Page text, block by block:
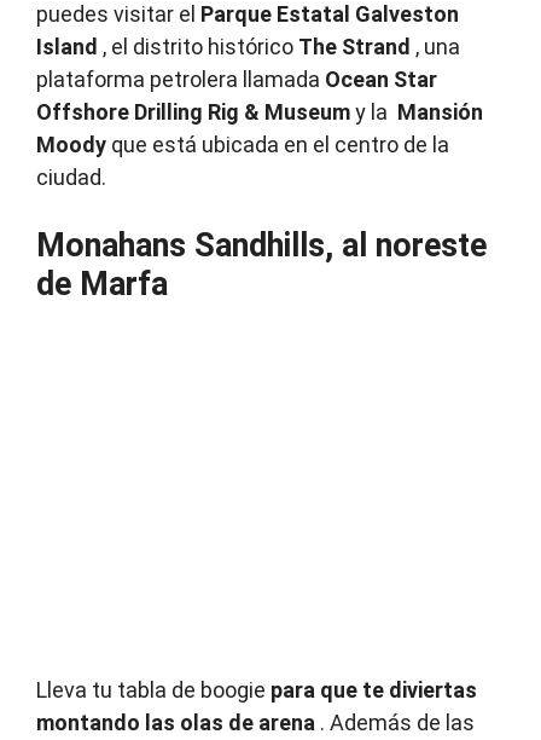
puedes visitar el Parque Estatal Galveston
Island , el distrito histórico The Strand , una
plataforma petrolera llamada Ocean Star
Offshore Drilling Rig & Museumy la Mansión
Moody que está ubicada en el centro de la
ciudad.
Monahans Sandhills, al noreste
de Marfa
Lleva tu tabla de boogie para que te diviertas
montando las olas de arena . Además de las